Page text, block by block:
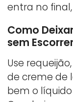
entra no
Como
sem
Use
de creme de
bem o